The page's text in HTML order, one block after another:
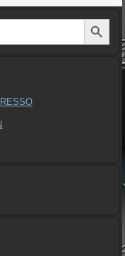
Search Button